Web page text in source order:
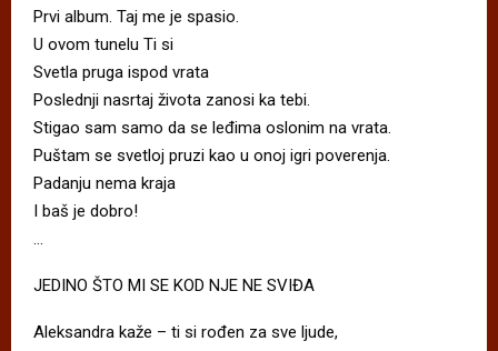
Prvi album. Taj me je spasio.
U ovom tunelu Ti si
Svetla pruga ispod vrata
Poslednji nasrtaj života zanosi ka tebi.
Stigao sam samo da se leđima oslonim na vrata.
Puštam se svetloj pruzi kao u onoj igri poverenja.
Padanju nema kraja
I baš je dobro!
JEDINO ŠTO MI SE KOD NJE NE SVIĐA
Aleksandra kaže – ti si rođen za sve ljude,